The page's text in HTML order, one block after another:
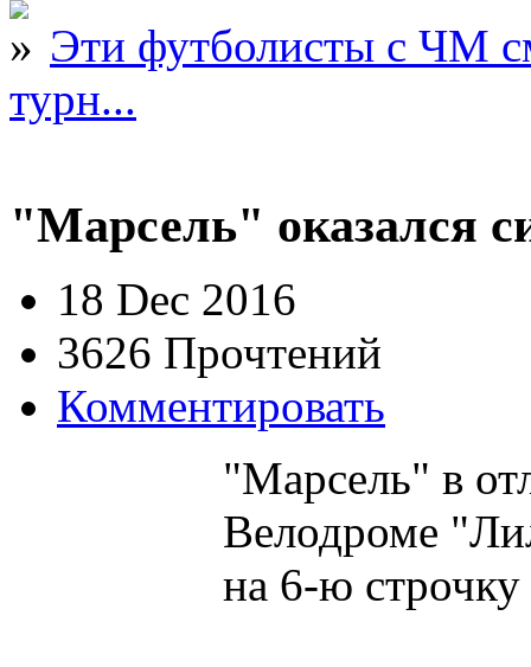
Эти футболисты с ЧМ
турн...
"Марсель" оказался
18 Dec 2016
3626 Прочтений
Комментировать
"Марсель" в
Велодроме
на 6-ю